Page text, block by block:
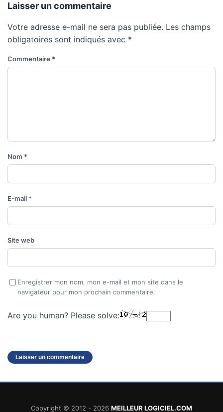
Laisser un commentaire
Votre adresse e-mail ne sera pas publiée. Les champs
obligatoires sont indiqués avec *
Commentaire *
Nom *
E-mail *
Site web
Enregistrer mon nom, mon e-mail et mon site dans le
navigateur pour mon prochain commentaire.
Are you human? Please solve:
Copyright © 2012 - 2026 MEILLEUR LOGICIEL.COM